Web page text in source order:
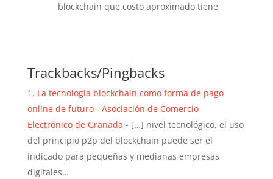
blockchain que costo aproximado tiene
Trackbacks/Pingbacks
La tecnología blockchain como forma de pago
online de futuro - Asociación de Comercio
Electrónico de Granada - […] nivel tecnológico, el uso
del principio p2p del blockchain puede ser el
indicado para pequeñas y medianas empresas
digitales…